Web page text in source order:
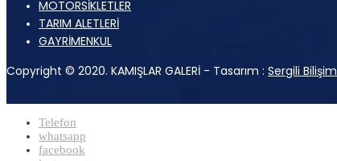
MOTORSİKLETLER
TARIM ALETLERİ
GAYRİMENKUL
Copyright © 2020. KAMIŞLAR GALERİ - Tasarım : Sergili Bilişim
Telefon
whatsapp
facebook